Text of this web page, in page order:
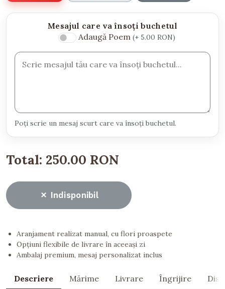
Mesajul care va însoți buchetul
Adaugă Poem (+ 5.00 RON)
Poți scrie un mesaj scurt care va însoți buchetul.
Total: 250.00 RON
Indisponibil
Aranjament realizat manual, cu flori proaspete
Opțiuni flexibile de livrare în aceeași zi
Ambalaj premium, mesaj personalizat inclus
Descriere Mărime Livrare Îngrijire